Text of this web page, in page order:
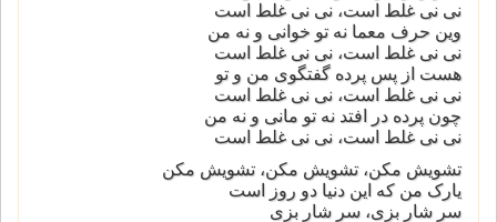
نی نی غلط است، نی نی غلط است
وین حرف معما نه تو خوانی و نه من
نی نی غلط است، نی نی غلط است
هست از پس پرده گفتگوی من و تو
نی نی غلط است، نی نی غلط است
چون پرده در افتد نه تو مانی و نه من
نی نی غلط است، نی نی غلط است
تشویش مکن، تشویش مکن، تشویش مکن
یارک من که این دنیا دو روز است
سر شار بزی، سر شار بزی